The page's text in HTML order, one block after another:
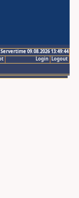
Servertime 09.08.2026 13:49:44
Logout
Login